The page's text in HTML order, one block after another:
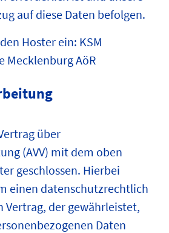
auf diese Daten befolgen.
Hoster ein: KSM
Mecklenburg AöR
über
(AVV) mit dem oben
geschlossen. Hierbei
einen datenschutzrechtlich
Vertrag, der gewährleistet,
Daten